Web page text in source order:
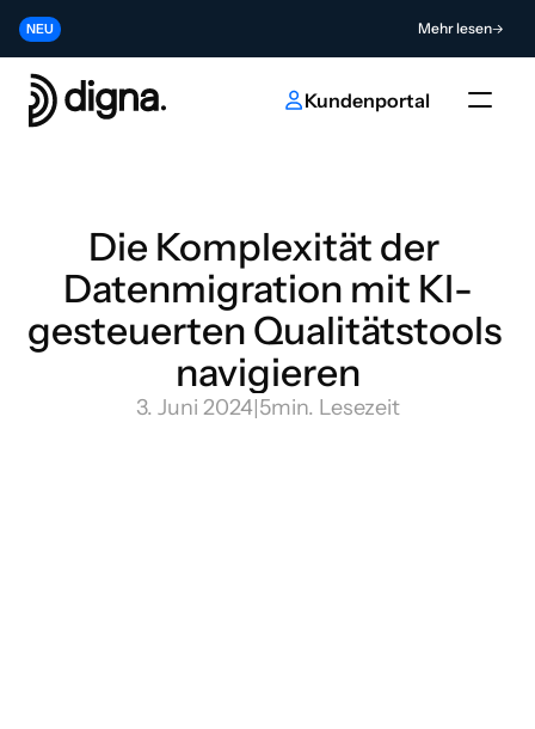
NEU Mehr lesen
Release 2026.06 - Data Observability direkt in Ihren Code bringen
NEUTragen Sie zur Zukunft der KI- und Dateninnovation bei
Kundenportal
Die Komplexität der
Datenmigration mit KI-
gesteuerten Qualitätstools
navigieren
3. Juni 2024|5min. Lesezeit